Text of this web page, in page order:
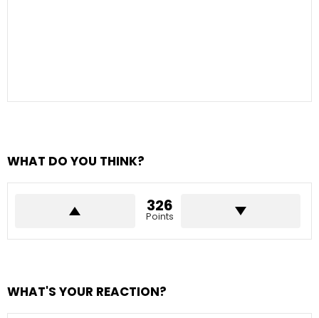
WHAT DO YOU THINK?
326
Points
WHAT'S YOUR REACTION?